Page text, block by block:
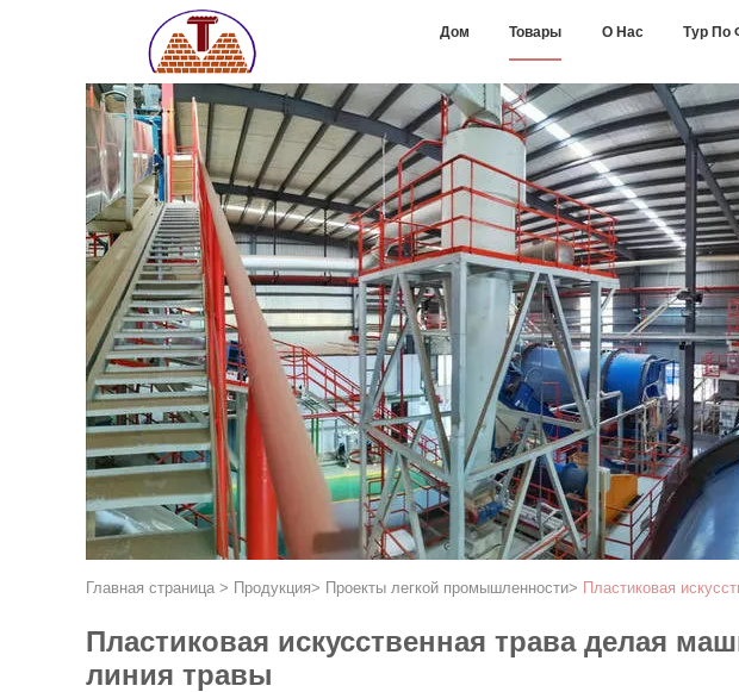
Дом Товары О Нас Тур По
Главная страница > Продукция> Проекты легкой промышленности> Пластиковая
Пластиковая искусственная трава делая
линия травы